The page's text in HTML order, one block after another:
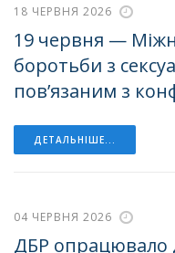
18 ЧЕРВНЯ 2026
19 червня —
боротьби з
пов’язаним з
ДЕТАЛЬНІШЕ...
04 ЧЕРВНЯ 2026
ДБР опрацювало